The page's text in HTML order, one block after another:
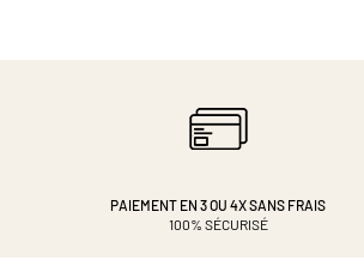
PAIEMENT EN 3 OU 4XSANS FRAIS
100% SÉCURISÉ